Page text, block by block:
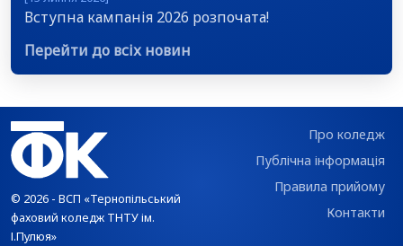
Вступна кампанія 2026 розпочата!
Перейти до всіх новин
© 2026 - ВСП «Тернопільський
фаховий коледж ТНТУ ім.
І.Пулюя»
Про коледж
Публічна інформація
Правила прийому
Контакти